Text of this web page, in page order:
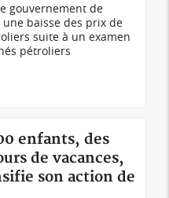
gouvernement de
baisse des prix de
suite à un examen
pétroliers
enfants, des
de vacances,
son action de